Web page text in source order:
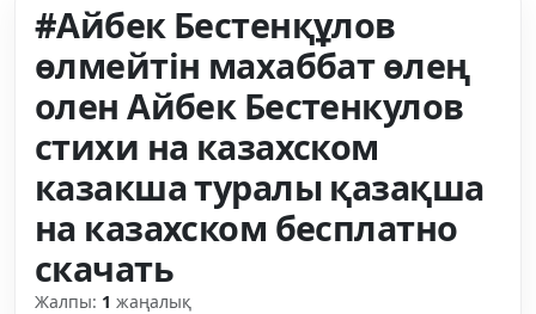
#Айбек Бестенқұлов
өлмейтін махаббат өлең
олен Айбек Бестенкулов
стихи на казахском
казакша туралы қазақша
на казахском бесплатно
скачать
Жалпы: 1 жаңалық